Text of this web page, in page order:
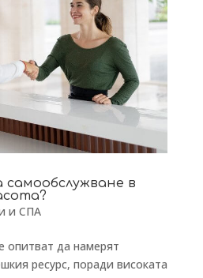
в
и СПА
опитват да намерят
ресурс, поради високата